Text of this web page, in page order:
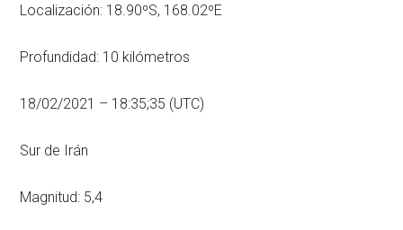
Localización: 18.90ºS, 168.02ºE
Profundidad: 10 kilómetros
18/02/2021 – 18:35;35 (UTC)
Sur de Irán
Magnitud: 5,4